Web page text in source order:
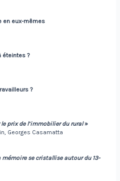
en eux-mêmes
éteintes ?
?
prix de l’immobilier du rural »
Georges Casamatta
mémoire se cristallise autour du 13-